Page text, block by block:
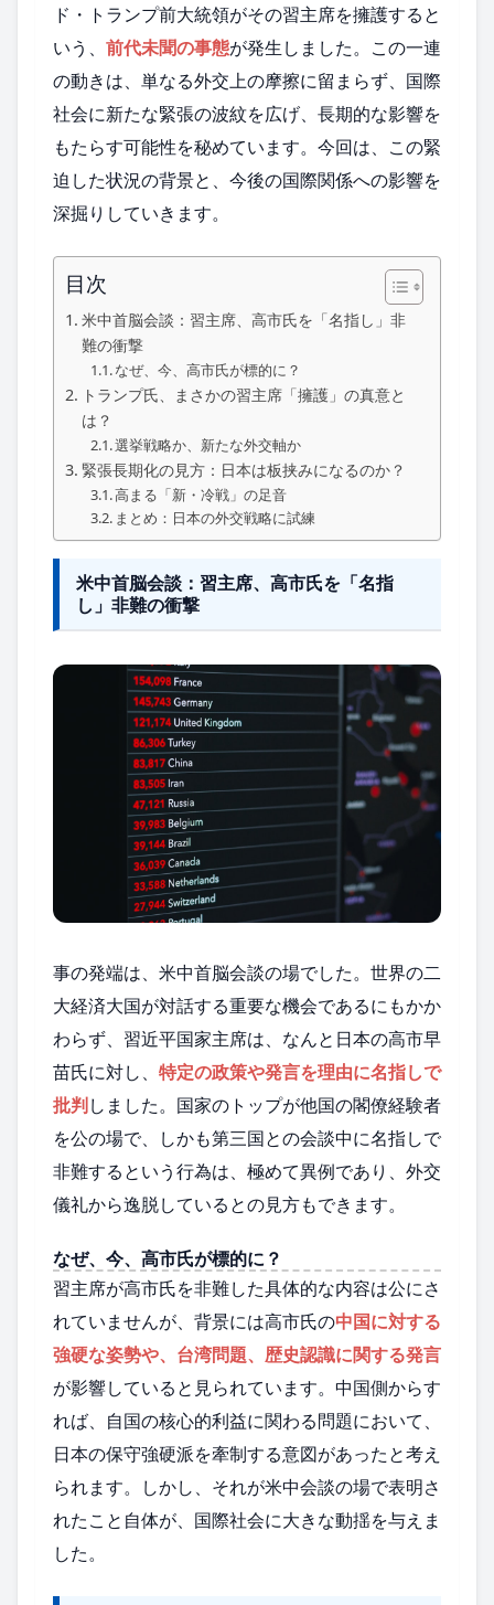
ド・トランプ前大統領がその習主席を擁護すると
いう、 前代未聞の事態が発生しました。この一連
の動きは、単なる外交上の摩擦に留まらず、国際
社会に新たな緊張の波紋を広げ、長期的な影響を
もたらす可能性を秘めています。今回は、この緊
迫した状況の背景と、今後の国際関係への影響を
深掘りしていきます。
目次
米中首脳会談：習主席、高市氏を「名指し」非
難の衝撃
なぜ、今、高市氏が標的に？
トランプ氏、まさかの習主席「擁護」の真意と
は？
選挙戦略か、新たな外交軸か
緊張長期化の見方：日本は板挟みになるのか？
高まる「新・冷戦」の足音
まとめ：日本の外交戦略に試練
米中首脳会談：習主席、高市氏を「名指
し」非難の衝撃
事の発端は、米中首脳会談の場でした。世界の二
大経済大国が対話する重要な機会であるにもかか
わらず、習近平国家主席は、なんと日本の高市早
苗氏に対し、 特定の政策や発言を理由に名指しで
批判しました。国家のトップが他国の閣僚経験者
を公の場で、しかも第三国との会談中に名指しで
非難するという行為は、極めて異例であり、外交
儀礼から逸脱しているとの見方もできます。
なぜ、今、高市氏が標的に？
習主席が高市氏を非難した具体的な内容は公にさ
れていませんが、背景には高市氏の中国に対する
強硬な姿勢や、台湾問題、歴史認識に関する発言
が影響していると見られています。中国側からす
れば、自国の核心的利益に関わる問題において、
日本の保守強硬派を牽制する意図があったと考え
られます。しかし、それが米中会談の場で表明さ
れたこと自体が、国際社会に大きな動揺を与えま
した。